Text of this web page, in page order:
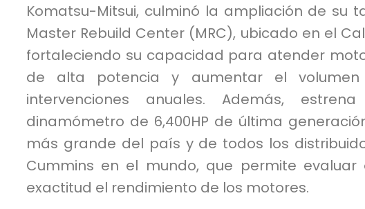
Komatsu-Mitsui, culminó la ampliación de su
Master Rebuild Center (MRC), ubicado en el
fortaleciendo su capacidad para atender
de alta potencia y aumentar el
intervenciones anuales. Además,
dinamómetro de 6,400HP de última
más grande del país y de todos los
Cummins en el mundo, que permite evaluar
exactitud el rendimiento de los motores.